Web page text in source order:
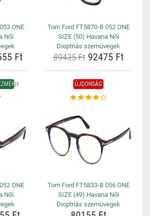
ONE
Női
Ft
Tom Ford FT5870-B 052 ONE
SIZE (50) Havana Női
Dioptriás szemüvegek
89435 Ft92475 Ft
ONE
Női
ÚJDONSÁG
Tom Ford FT5833-B 056 ONE
SIZE (49) Havana Női
Dioptriás szemüvegek